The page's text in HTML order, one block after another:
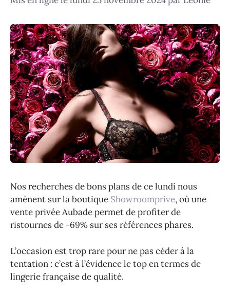
Nos recherches de bons plans de ce lundi nous
amènent sur la boutique Showroomprive, où une
vente privée Aubade permet de profiter de
ristournes de -69% sur ses références phares.
L’occasion est trop rare pour ne pas céder à la
tentation : c’est à l’évidence le top en termes de
lingerie française de qualité.